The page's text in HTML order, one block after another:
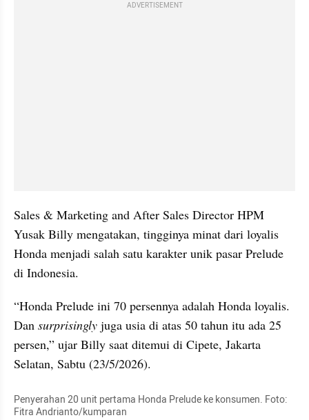
ADVERTISEMENT
Sales & Marketing and After Sales Director HPM
Yusak Billy mengatakan, tingginya minat dari loyalis
Honda menjadi salah satu karakter unik pasar Prelude
di Indonesia.
“Honda Prelude ini 70 persennya adalah Honda loyalis.
Dan surprisingly juga usia di atas 50 tahun itu ada 25
persen,” ujar Billy saat ditemui di Cipete, Jakarta
Selatan, Sabtu (23/5/2026).
Penyerahan 20 unit pertama Honda Prelude ke konsumen. Foto:
Fitra Andrianto/kumparan